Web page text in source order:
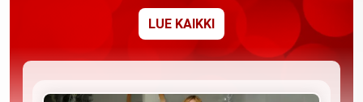
LUE KAIKKI